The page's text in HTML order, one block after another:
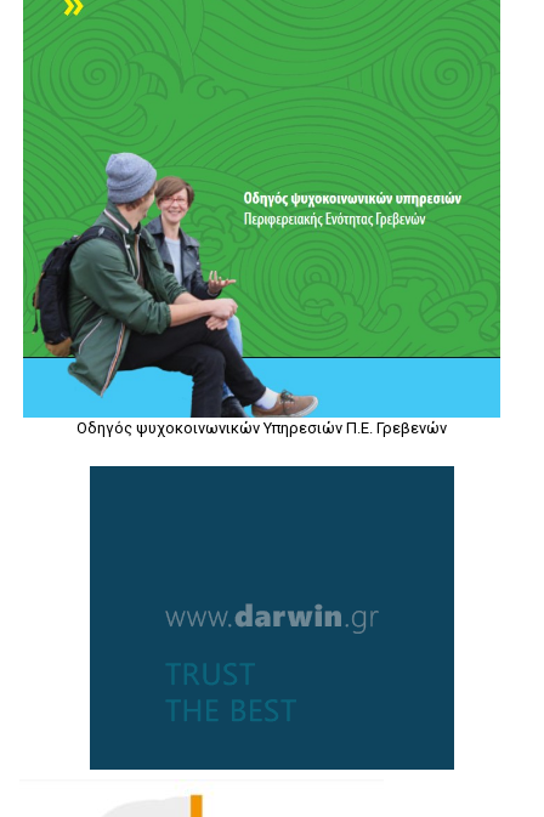
Οδηγός ψυχοκοινωνικών Υπηρεσιών Π.Ε. Γρεβενών